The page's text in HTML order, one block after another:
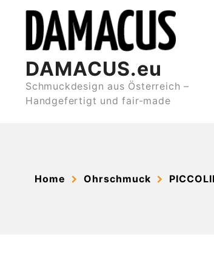
content
DAMACUS.eu
Schmuckdesign aus Österreich –
Handgefertigt und fair-made
Home Ohrschmuck